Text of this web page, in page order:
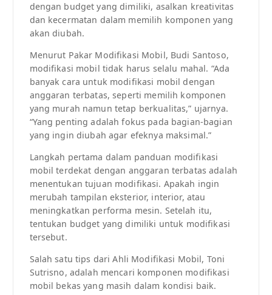
dengan budget yang dimiliki, asalkan kreativitas
dan kecermatan dalam memilih komponen yang
akan diubah.
Menurut Pakar Modifikasi Mobil, Budi Santoso,
modifikasi mobil tidak harus selalu mahal. “Ada
banyak cara untuk modifikasi mobil dengan
anggaran terbatas, seperti memilih komponen
yang murah namun tetap berkualitas,” ujarnya.
“Yang penting adalah fokus pada bagian-bagian
yang ingin diubah agar efeknya maksimal.”
Langkah pertama dalam panduan modifikasi
mobil terdekat dengan anggaran terbatas adalah
menentukan tujuan modifikasi. Apakah ingin
merubah tampilan eksterior, interior, atau
meningkatkan performa mesin. Setelah itu,
tentukan budget yang dimiliki untuk modifikasi
tersebut.
Salah satu tips dari Ahli Modifikasi Mobil, Toni
Sutrisno, adalah mencari komponen modifikasi
mobil bekas yang masih dalam kondisi baik.